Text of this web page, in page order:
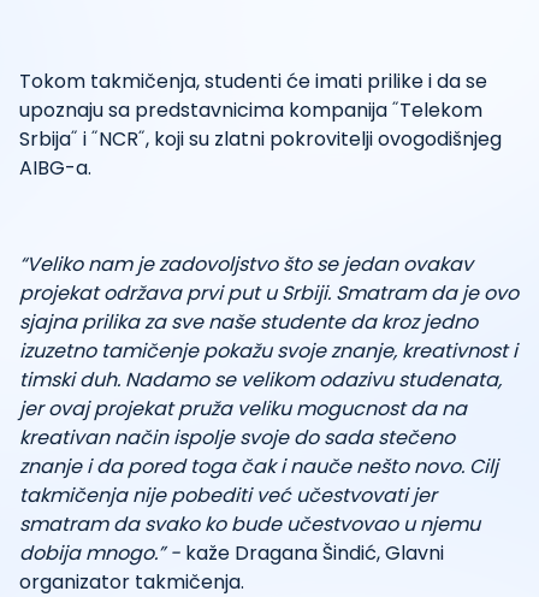
Tokom takmičenja, studenti će imati prilike i da se
upoznaju sa predstavnicima kompanija ˝Telekom
Srbija˝ i ˝NCR˝, koji su zlatni pokrovitelji ovogodišnjeg
AIBG-a.
“Veliko nam je zadovoljstvo što se jedan ovakav
projekat održava prvi put u Srbiji. Smatram da je ovo
sjajna prilika za sve naše studente da kroz jedno
izuzetno tamičenje pokažu svoje znanje, kreativnost i
timski duh. Nadamo se velikom odazivu studenata,
jer ovaj projekat pruža veliku mogucnost da na
kreativan način ispolje svoje do sada stečeno
znanje i da pored toga čak i nauče nešto novo. Cilj
takmičenja nije pobediti već učestvovati jer
smatram da svako ko bude učestvovao u njemu
dobija mnogo.” - kaže Dragana Šindić, Glavni
organizator takmičenja.